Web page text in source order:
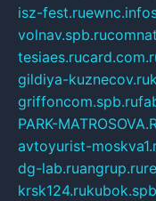
isz-fest.ruewnc.info
volnav.spb.ru
tesiaes.ru
gildiya-kuznecov.ru
griffoncom.spb.ru
PARK-
avtoyurist-
dg-lab.ruangrup.ru
krsk124.ru